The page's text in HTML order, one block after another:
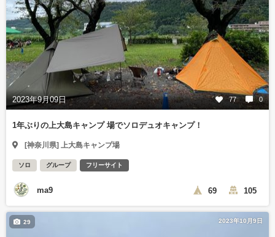
2023年9月09日 77 0
1年ぶりの上大島キャンプ 場でソロデュオキャンプ！
[神奈川県] 上大島キャンプ場
ソロ グループ フリーサイト
ma9 69 105
2023年10月9日
29